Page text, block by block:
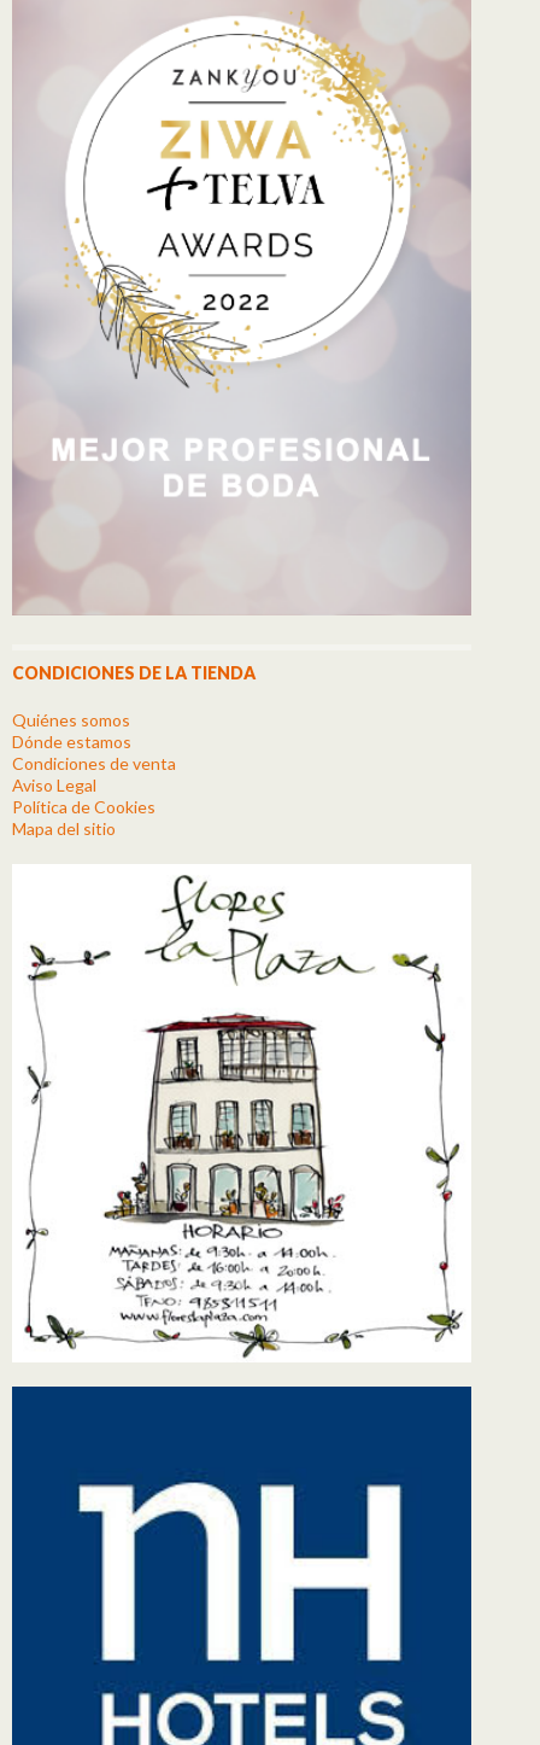
CONDICIONES DE LA TIENDA
Quiénes somos
Dónde estamos
Condiciones de venta
Aviso Legal
Política de Cookies
Mapa del sitio